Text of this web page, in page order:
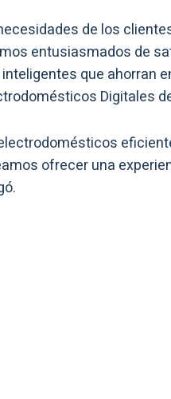
de los
entusiasmados de
que ahorran
Digitales
ofrecer una